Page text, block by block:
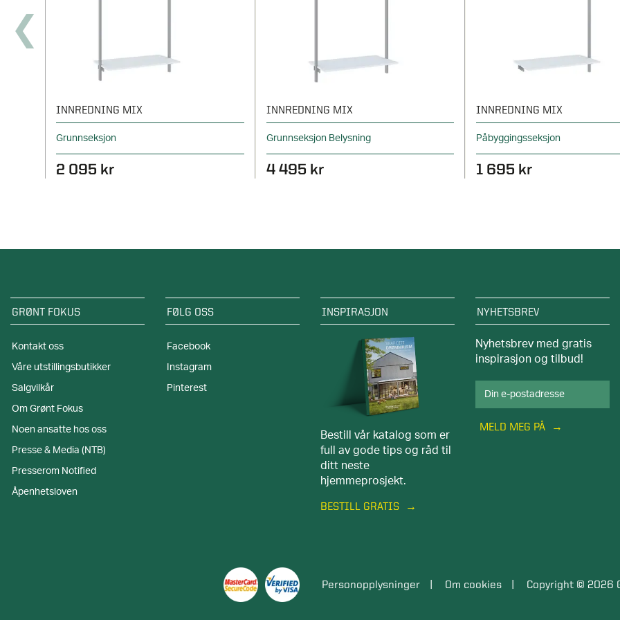
INNREDNING MIX
Grunnseksjon
2 095 kr
INNREDNING MIX
Grunnseksjon Belysning
4 495 kr
INNREDNING MIX
Påbyggingsseksjon
1 695 kr
GRØNT FOKUS
Kontakt oss
Våre utstillingsbutikker
Salgvilkår
Om Grønt Fokus
Noen ansatte hos oss
Presse & Media (NTB)
Presserom Notified
Åpenhetsloven
FØLG OSS
Facebook
Instagram
Pinterest
INSPIRASJON
Bestill vår katalog som er
full av gode tips og råd til
ditt neste
hjemmeprosjekt.
BESTILL GRATIS
NYHETSBREV
Nyhetsbrev med gratis
inspirasjon og tilbud!
MELD MEG PÅ
Personopplysninger Om cookies Copyright © 2026